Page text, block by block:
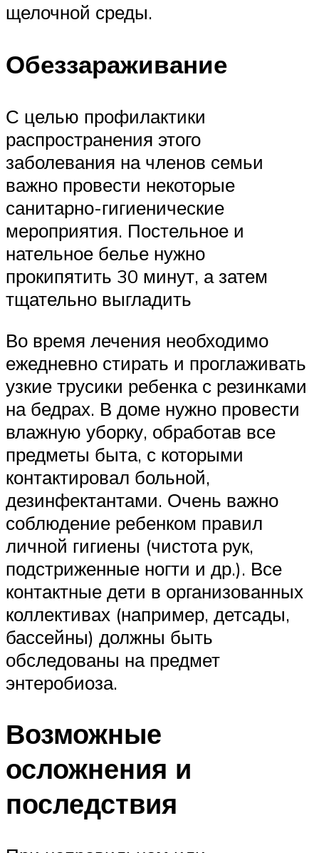
щелочной среды.
Обеззараживание
С целью профилактики
распространения этого
заболевания на членов семьи
важно провести некоторые
санитарно-гигиенические
мероприятия. Постельное и
нательное белье нужно
прокипятить 30 минут, а затем
тщательно выгладить
Во время лечения необходимо
ежедневно стирать и проглаживать
узкие трусики ребенка с резинками
на бедрах. В доме нужно провести
влажную уборку, обработав все
предметы быта, с которыми
контактировал больной,
дезинфектантами. Очень важно
соблюдение ребенком правил
личной гигиены (чистота рук,
подстриженные ногти и др.). Все
контактные дети в организованных
коллективах (например, детсады,
бассейны) должны быть
обследованы на предмет
энтеробиоза.
Возможные
осложнения и
последствия